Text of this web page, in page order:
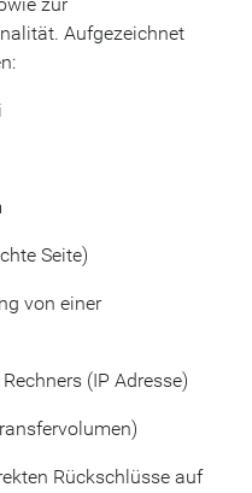
Aufgezeichnet
Seite)
von einer
(IP Adresse)
Rückschlüsse auf